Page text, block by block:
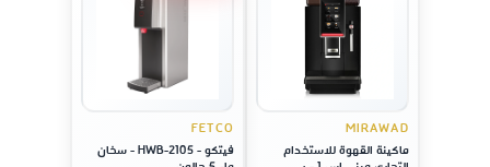
MIRAWAD
ماكينة القهوة للاستخدام
FETCO
فيتكو - HWB-2105 - سخان